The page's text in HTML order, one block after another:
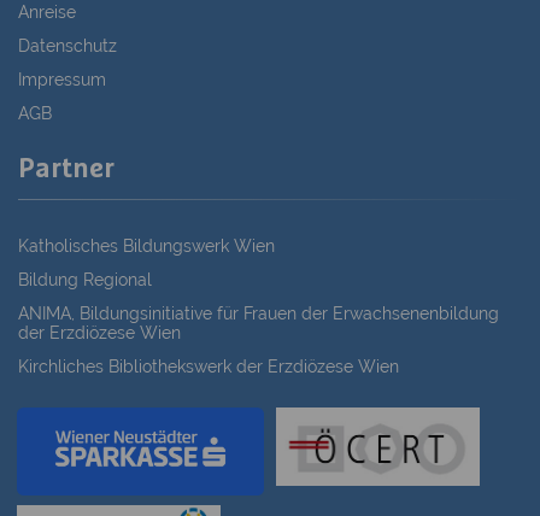
Anreise
Datenschutz
Impressum
AGB
Partner
Katholisches Bildungswerk Wien
Bildung Regional
ANIMA, Bildungsinitiative für Frauen der Erwachsenenbildung
der Erzdiözese Wien
Kirchliches Bibliothekswerk der Erzdiözese Wien